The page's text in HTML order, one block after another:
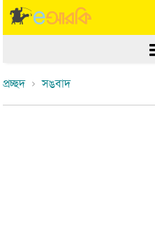
প্রচ্ছদ সঙবাদ